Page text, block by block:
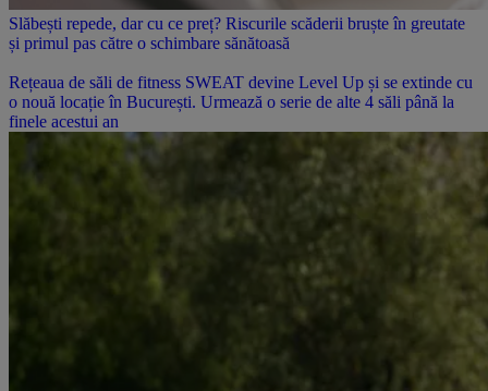
Slăbești repede, dar cu ce preț? Riscurile scăderii bruște în greutate
și primul pas către o schimbare sănătoasă
Rețeaua de săli de fitness SWEAT devine Level Up și se extinde cu
o nouă locație în București. Urmează o serie de alte 4 săli până la
finele acestui an